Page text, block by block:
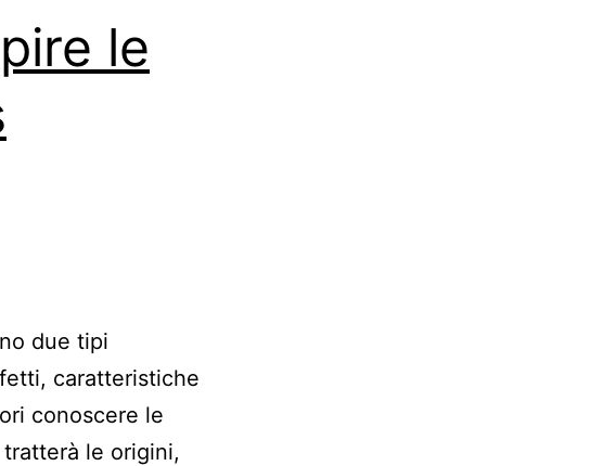
le
due tipi
caratteristiche
conoscere le
le origini,